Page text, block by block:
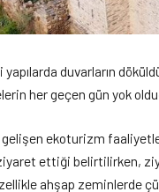
duvarların
her geçen gün yok
gelişen ekoturizm
ziyaret ettiği belirtilirken,
ahşap zeminlerde